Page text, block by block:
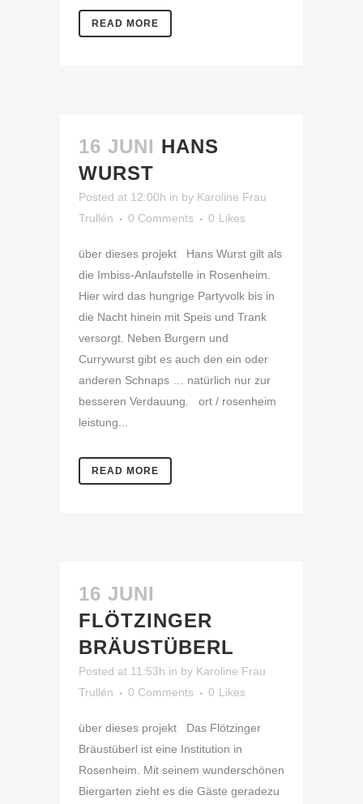
READ MORE
16 JUNI HANS
WURST
Posted at 12:00h in by Karoline Frau
Trullén
0 Comments 0 Likes
über dieses projekt Hans Wurst gilt als
die Imbiss-Anlaufstelle in Rosenheim.
Hier wird das hungrige Partyvolk bis in
die Nacht hinein mit Speis und Trank
versorgt. Neben Burgern und
Currywurst gibt es auch den ein oder
anderen Schnaps … natürlich nur zur
besseren Verdauung. ort / rosenheim
leistung...
READ MORE
16 JUNI
FLÖTZINGER
BRÄUSTÜBERL
Posted at 11:53h in by Karoline Frau
Trullén
0 Comments 0 Likes
über dieses projekt Das Flötzinger
Bräustüberl ist eine Institution in
Rosenheim. Mit seinem wunderschönen
Biergarten zieht es die Gäste geradezu